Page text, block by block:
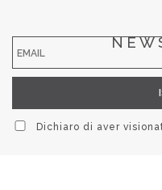
Dichiaro di aver